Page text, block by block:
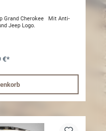
Grand Cherokee Mit Anti-
Jeep Logo.
€*